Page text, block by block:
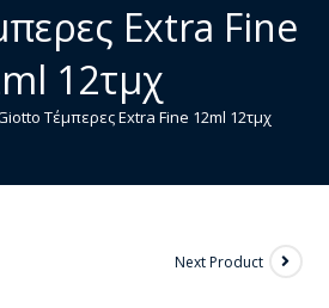
Extra Fine
12τμχ
Τέμπερες Extra Fine 12ml 12τμχ
Next Product